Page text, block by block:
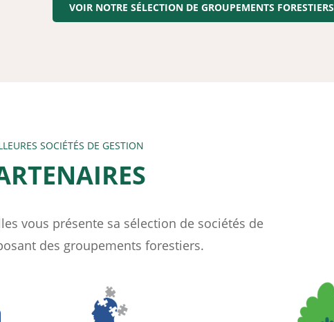
VOIR NOTRE SÉLECTION DE GROUPEMENTS FORESTIERS
SOCIÉTÉS DE GESTION
vous présente sa sélection de sociétés de
des groupements forestiers.